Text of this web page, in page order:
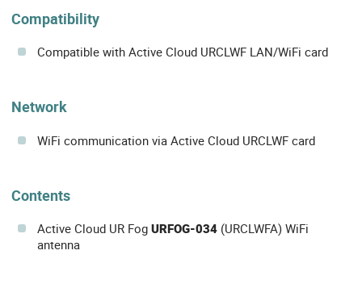
Compatibility
Compatible with Active Cloud URCLWF LAN/WiFi card
Network
WiFi communication via Active Cloud URCLWF card
Contents
Active Cloud UR Fog URFOG-034 (URCLWFA) WiFi
antenna